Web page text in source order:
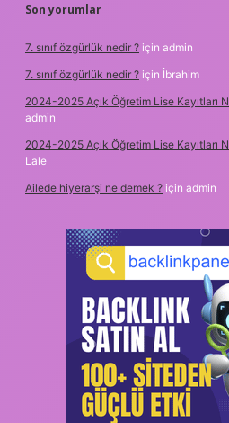
Son yorumlar
7. sınıf özgürlük nedir ? için admin
7. sınıf özgürlük nedir ? için İbrahim
2024-2025 Açık Öğretim Lise Kayıtları
admin
2024-2025 Açık Öğretim Lise Kayıtları
Lale
Ailede hiyerarşi ne demek ? için admin